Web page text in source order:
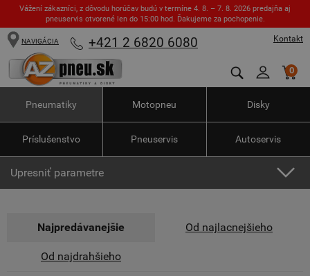
Vážení zákazníci, z dôvodu horúčav budú v termíne 4. 8. – 7. 8. 2026 predajňa aj
pneuservis otvorené len do 15:00 hod. Ďakujeme za pochopenie.
Kontakt
NAVIGÁCIA +421 2 6820 6080
0
Pneumatiky Motopneu Disky
Príslušenstvo Pneuservis Autoservis
Upresniť parametre
Najpredávanejšie Od najlacnejšieho
Od najdrahšieho